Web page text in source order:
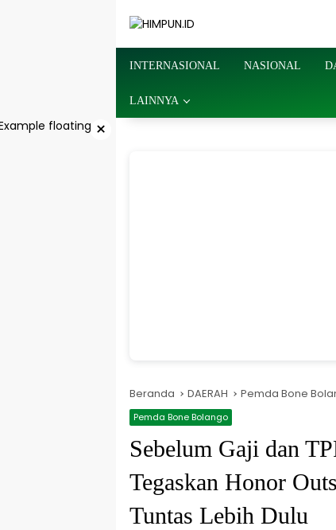
INTERNASIONAL NASIONAL
LAINNYA
×
Beranda DAERAH Pemda Bone
Pemda Bone Bolango
Sebelum Gaji dan
Tegaskan Honor
Tuntas Lebih Dulu